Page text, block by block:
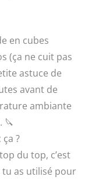
en cubes
(ça ne cuit pas
astuce de
avant de
ambiante
🔪
?
du top, c’est
tu as utilisé pour